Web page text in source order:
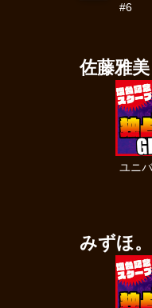
#6
佐藤雅美
ユニ
みずほ。